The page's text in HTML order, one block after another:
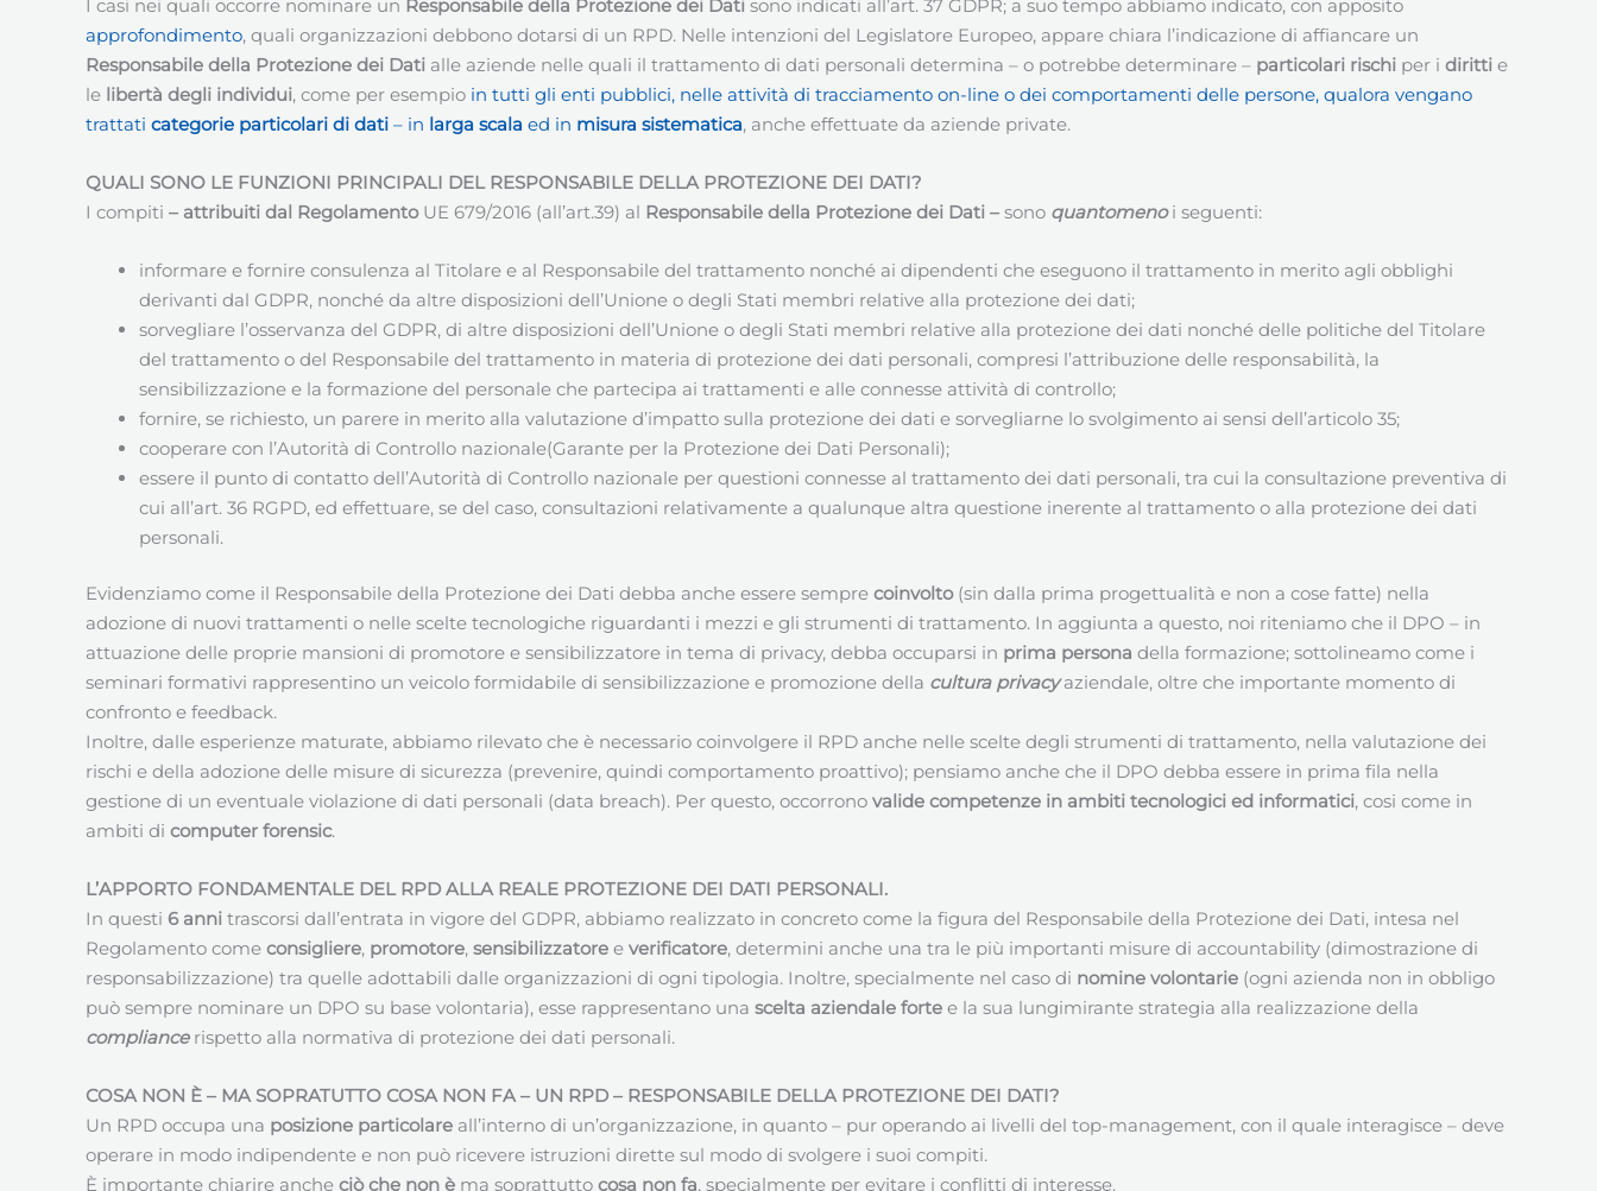
I casi nei quali occorre nominare un Responsabile della Protezione dei Dati sono indicati all’art. 37 GDPR; a suo tempo abbiamo indicato, con apposito
approfondimento, quali organizzazioni debbono dotarsi di un RPD. Nelle intenzioni del Legislatore Europeo, appare chiara l’indicazione di affiancare un
Responsabile della Protezione dei Dati alle aziende nelle quali il trattamento di dati personali determina – o potrebbe determinare – particolari rischi per i diritti e
le libertà degli individui, come per esempio in tutti gli enti pubblici, nelle attività di tracciamento on-line o dei comportamenti delle persone, qualora vengano
trattati categorie particolari di dati – in larga scala ed in misura sistematica, anche effettuate da aziende private.
QUALI SONO LE FUNZIONI PRINCIPALI DEL RESPONSABILE DELLA PROTEZIONE DEI DATI?
I compiti – attribuiti dal RegolamentoUE 679/2016 (all’art.39) al Responsabile della Protezione dei Dati – sono quantomenoi seguenti:
informare e fornire consulenza al Titolare e al Responsabile del trattamento nonché ai dipendenti che eseguono il trattamento in merito agli obblighi
derivanti dal GDPR, nonché da altre disposizioni dell’Unione o degli Stati membri relative alla protezione dei dati;
sorvegliare l’osservanza del GDPR, di altre disposizioni dell’Unione o degli Stati membri relative alla protezione dei dati nonché delle politiche del Titolare
del trattamento o del Responsabile del trattamento in materia di protezione dei dati personali, compresi l’attribuzione delle responsabilità, la
sensibilizzazione e la formazione del personale che partecipa ai trattamenti e alle connesse attività di controllo;
fornire, se richiesto, un parere in merito alla valutazione d’impatto sulla protezione dei dati e sorvegliarne lo svolgimento ai sensi dell’articolo 35;
cooperare con l’Autorità di Controllo nazionale(Garante per la Protezione dei Dati Personali);
essere il punto di contatto dell’Autorità di Controllo nazionale per questioni connesse al trattamento dei dati personali, tra cui la consultazione preventiva di
cui all’art. 36 RGPD, ed effettuare, se del caso, consultazioni relativamente a qualunque altra questione inerente al trattamento o alla protezione dei dati
personali.
Evidenziamo come il Responsabile della Protezione dei Dati debba anche essere sempre coinvolto(sin dalla prima progettualità e non a cose fatte) nella
adozione di nuovi trattamenti o nelle scelte tecnologiche riguardanti i mezzi e gli strumenti di trattamento. In aggiunta a questo, noi riteniamo che il DPO – in
attuazione delle proprie mansioni di promotore e sensibilizzatore in tema di privacy, debba occuparsi in prima persona della formazione; sottolineamo come i
seminari formativi rappresentino un veicolo formidabile di sensibilizzazione e promozione della cultura privacyaziendale, oltre che importante momento di
confronto e feedback.
Inoltre, dalle esperienze maturate, abbiamo rilevato che è necessario coinvolgere il RPD anche nelle scelte degli strumenti di trattamento, nella valutazione dei
rischi e della adozione delle misure di sicurezza (prevenire, quindi comportamento proattivo); pensiamo anche che il DPO debba essere in prima fila nella
gestione di un eventuale violazione di dati personali (data breach). Per questo, occorrono valide competenze in ambiti tecnologici ed informatici, cosi come in
ambiti di computer forensic.
L’APPORTO FONDAMENTALE DEL RPD ALLA REALE PROTEZIONE DEI DATI PERSONALI.
In questi 6 anni trascorsi dall’entrata in vigore del GDPR, abbiamo realizzato in concreto come la figura del Responsabile della Protezione dei Dati, intesa nel
Regolamento come consigliere, promotore, sensibilizzatore e verificatore, determini anche una tra le più importanti misure di accountability (dimostrazione di
responsabilizzazione) tra quelle adottabili dalle organizzazioni di ogni tipologia. Inoltre, specialmente nel caso di nomine volontarie (ogni azienda non in obbligo
può sempre nominare un DPO su base volontaria), esse rappresentano una scelta aziendale forte e la sua lungimirante strategia alla realizzazione della
compliancerispetto alla normativa di protezione dei dati personali.
COSA NON È – MA SOPRATUTTO COSA NON FA – UN RPD – RESPONSABILE DELLA PROTEZIONE DEI DATI?
Un RPD occupa una posizione particolare all’interno di un’organizzazione, in quanto – pur operando ai livelli del top-management, con il quale interagisce – deve
operare in modo indipendente e non può ricevere istruzioni dirette sul modo di svolgere i suoi compiti.
È importante chiarire anche ciò che non è ma soprattutto cosa non fa, specialmente per evitare i conflitti di interesse.